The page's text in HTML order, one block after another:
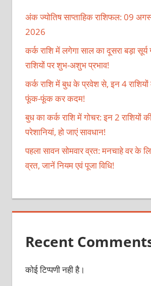
अंक ज्योतिष साप्ताहिक राशिफल: 09
2026
कर्क राशि में लगेगा साल का दूसरा बड़ा
राशियों पर शुभ-अशुभ प्रभाव!
कर्क राशि में बुध के प्रवेश से, इन 4
फूंक-फूंक कर कदम!
बुध का कर्क राशि में गोचर: इन 2 राशियों
परेशानियां, हो जाएं सावधान!
पहला सावन सोमवार व्रत: मनचाहे वर के
व्रत, जानें नियम एवं पूजा विधि!
Recent
कोई टिप्पणी नही है।